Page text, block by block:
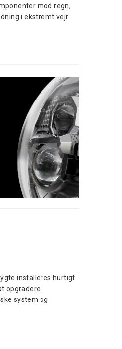
mod regn,
i ekstremt vejr.
installeres hurtigt
opgradere
system og